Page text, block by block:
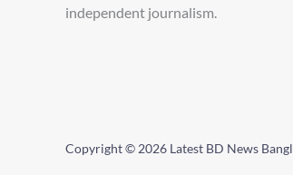
independent journalism.
Copyright © 2026 Latest BD News